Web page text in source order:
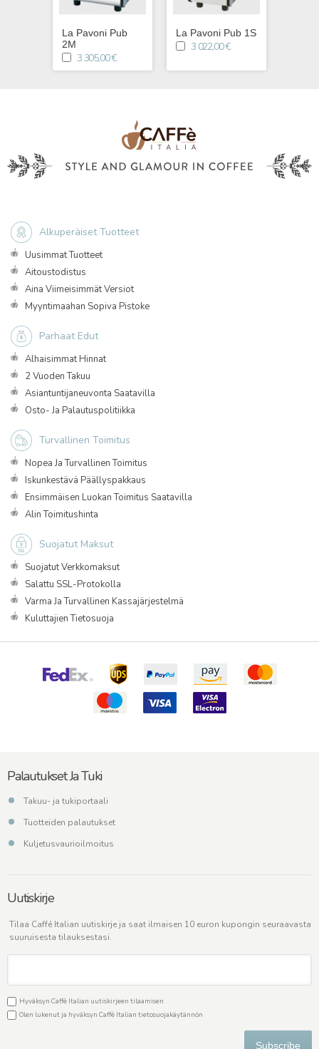
La Pavoni Pub
2M
3 305,00 €
La Pavoni Pub 1S
3 022,00 €
Alkuperäiset Tuotteet
Uusimmat Tuotteet
Aitoustodistus
Aina Viimeisimmät Versiot
Myyntimaahan Sopiva Pistoke
Parhaat Edut
Alhaisimmat Hinnat
2 Vuoden Takuu
Asiantuntijaneuvonta Saatavilla
Osto- Ja Palautuspolitiikka
Turvallinen Toimitus
Nopea Ja Turvallinen Toimitus
Iskunkestävä Päällyspakkaus
Ensimmäisen Luokan Toimitus Saatavilla
Alin Toimitushinta
Suojatut Maksut
Suojatut Verkkomaksut
Salattu SSL-Protokolla
Varma Ja Turvallinen Kassajärjestelmä
Kuluttajien Tietosuoja
Palautukset Ja Tuki
Takuu- ja tukiportaali
Tuotteiden palautukset
Kuljetusvaurioilmoitus
Uutiskirje
Tilaa Caffé Italian uutiskirje ja saat ilmaisen 10 euron kupongin seuraavasta
suuruisesta tilauksestasi.
Hyväksyn Caffè Italian uutiskirjeen tilaamisen
Olen lukenut ja hyväksyn Caffè Italian tietosuojakäytännön
Subscribe